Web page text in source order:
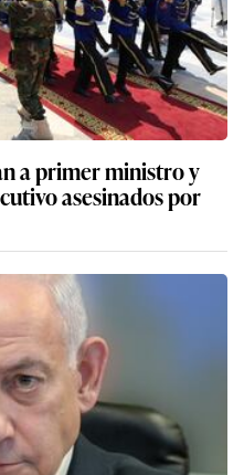
a primer ministro y
asesinados por